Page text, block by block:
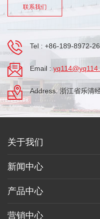
联系我们
Tel : +86-189-8972-
Email :
Address: 浙江省乐清
关于我们
新闻中心
产品中心
营销中心